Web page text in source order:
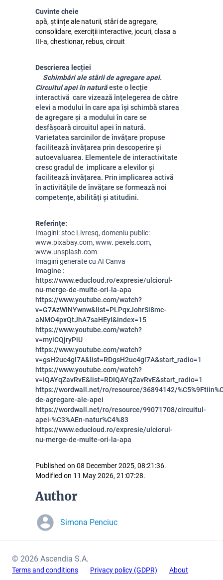
Cuvinte cheie
apă, științe ale naturii, stări de agregare,
consolidare, exerciții interactive, jocuri, clasa a
III-a, chestionar, rebus, circuit
Descrierea lecției
Schimbări ale stării de agregare apei.
Circuitul apei în naturăeste o lecție
interactivă care vizează înțelegerea de către
elevi a modului în care apa își schimbă starea
de agregare și a modului în care se
desfășoară circuitul apei în natură.
Varietatea sarcinilor de învățare propuse
facilitează învățarea prin descoperire și
autoevaluarea. Elementele de interactivitate
cresc gradul de implicare a elevilor și
facilitează învățarea. Prin implicarea activă
în activitățile de învățare se formează noi
competențe, abilități și atitudini.
Referințe:
Imagini: stoc Livresq, domeniu public:
www.pixabay.com, www. pexels.com,
www.unsplash.com
Imagini generate cu AI Canva
Imagine :
https://www.educloud.ro/expresie/ulciorul-
nu-merge-de-multe-ori-la-apa
https://www.youtube.com/watch?
v=G7AzWiNYwnw&list=PLPqxJohrSi8mc-
aNMO4pxQtJhA7saHEyI&index=15
https://www.youtube.com/watch?
v=mylCQjryPiU
https://www.youtube.com/watch?
v=gsH2uc4gl7A&list=RDgsH2uc4gl7A&start_radio=1
https://www.youtube.com/watch?
v=IQAYqZavRvE&list=RDIQAYqZavRvE&start_radio=1
https://wordwall.net/ro/resource/36894142/
de-agregare-ale-apei
https://wordwall.net/ro/resource/99071708/circuitul-
apei-%C3%AEn-natur%C4%83
https://www.educloud.ro/expresie/ulciorul-
nu-merge-de-multe-ori-la-apa
Published on 08 December 2025, 08:21:36.
Modified on 11 May 2026, 21:07:28.
Author
Simona Penciuc
© 2026 Ascendia S.A.
Terms and conditions Privacy policy (GDPR) About